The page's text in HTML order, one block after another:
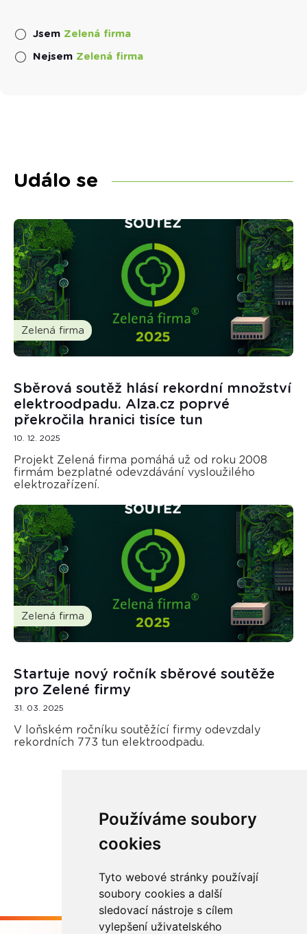
Používáme soubory
cookies
Tyto webové stránky používají
soubory cookies a další
sledovací nástroje s cílem
vylepšení uživatelského
Jsem Zelená firma
Nejsem Zelená firma
Událo se
Zelená firma
Sběrová soutěž hlásí rekordní množství
elektroodpadu. Alza.cz poprvé
překročila hranici tisíce tun
10. 12. 2025
Projekt Zelená firma pomáhá už od roku 2008
firmám bezplatné odevzdávání vysloužilého
elektrozařízení.
Zelená firma
Startuje nový ročník sběrové soutěže
pro Zelené firmy
31. 03. 2025
V loňském ročníku soutěžící firmy odevzdaly
rekordních 773 tun elektroodpadu.
Načíst další